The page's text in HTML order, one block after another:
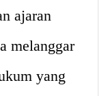
ajaran
melanggar
yang